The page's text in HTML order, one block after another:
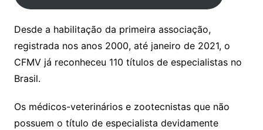
Desde a habilitação da primeira associação,
registrada nos anos 2000, até janeiro de 2021, o
CFMV já reconheceu 110 títulos de especialistas no
Brasil.
Os médicos-veterinários e zootecnistas que não
possuem o título de especialista devidamente